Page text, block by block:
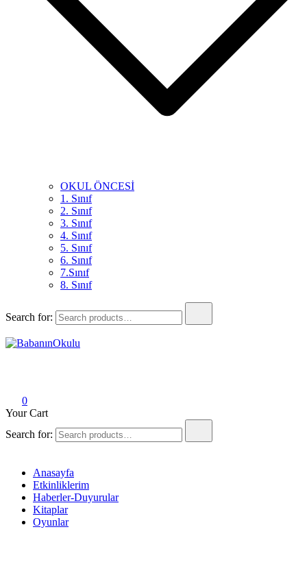
OKUL ÖNCESİ
1. Sınıf
2. Sınıf
3. Sınıf
4. Sınıf
5. Sınıf
6. Sınıf
7.Sınıf
8. Sınıf
Search for:
0
Your Cart
Search for:
Anasayfa
Etkinliklerim
Haberler-Duyurular
Kitaplar
Oyunlar